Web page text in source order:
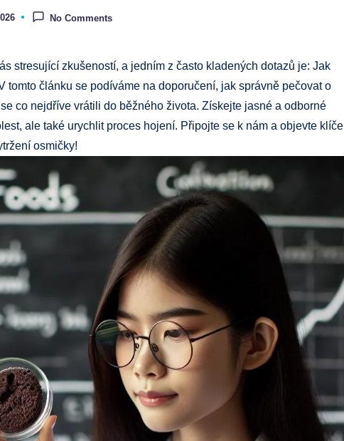
No Comments
stresující zkušeností, a jedním z často kladených dotazů je: Jak
tomto článku se podíváme na doporučení, jak správně pečovat o
co nejdříve vrátili do běžného života. Získejte jasné a odborné
ale také urychlit proces hojení. Připojte se k nám a objevte klíče
osmičky!